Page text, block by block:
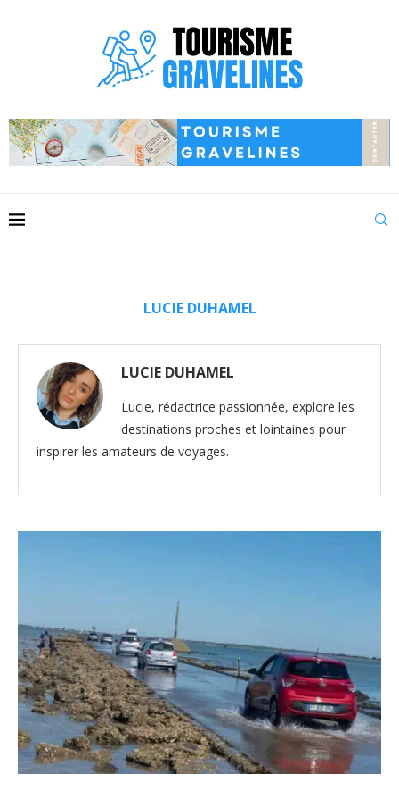
LUCIE DUHAMEL
LUCIE DUHAMEL
Lucie, rédactrice passionnée, explore les
destinations proches et lointaines pour
inspirer les amateurs de voyages.